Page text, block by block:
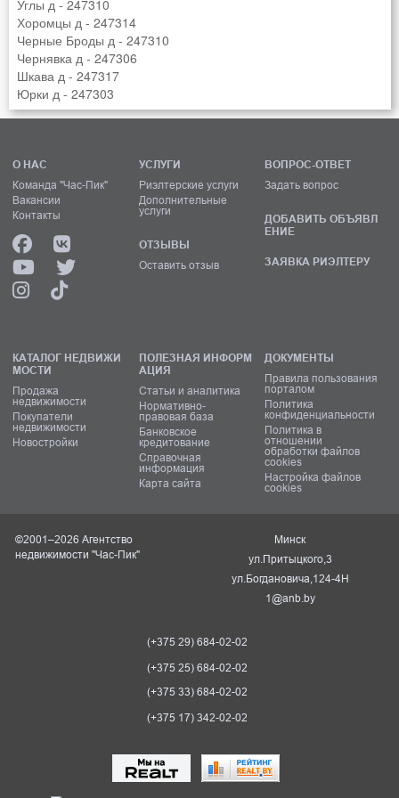
Углы д - 247310
Хоромцы д - 247314
Черные Броды д - 247310
Чернявка д - 247306
Шкава д - 247317
Юрки д - 247303
О НАС
Команда "Час-Пик"
Вакансии
Контакты
УСЛУГИ
Риэлтерские услуги
Дополнительные
услуги
ОТЗЫВЫ
Оставить отзыв
ВОПРОС-ОТВЕТ
Задать вопрос
ДОБАВИТЬ ОБЪЯВЛ
ЕНИЕ
ЗАЯВКА РИЭЛТЕРУ
КАТАЛОГ НЕДВИЖИ
МОСТИ
Продажа
недвижимости
Покупатели
недвижимости
Новостройки
ПОЛЕЗНАЯ ИНФОРМ
АЦИЯ
Статьи и аналитика
Нормативно-
правовая база
Банковское
кредитование
Справочная
информация
Карта сайта
ДОКУМЕНТЫ
Правила пользования
порталом
Политика
конфиденциальности
Политика в
отношении
обработки файлов
cookies
Настройка файлов
cookies
©2001–2026 Агентство
недвижимости "Час-Пик"
Минск
ул.Притыцкого,3
ул.Богдановича,124-4Н
1@anb.by
(+375 29) 684-02-02
(+375 25) 684-02-02
(+375 33) 684-02-02
(+375 17) 342-02-02